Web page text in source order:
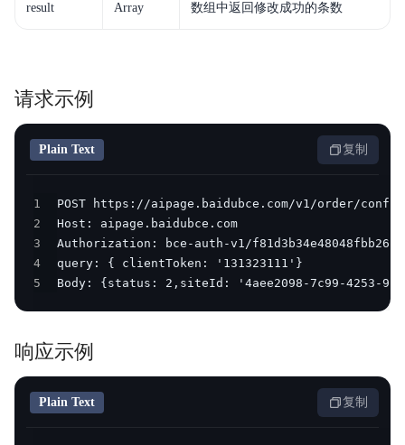
result Array 数组中返回修改成功的条数
请求示例
Plain Text 复制
1
2
3
4
5
Body: {status: 2,siteId: '4aee2098-7c99-4253-
响应示例
Plain Text 复制